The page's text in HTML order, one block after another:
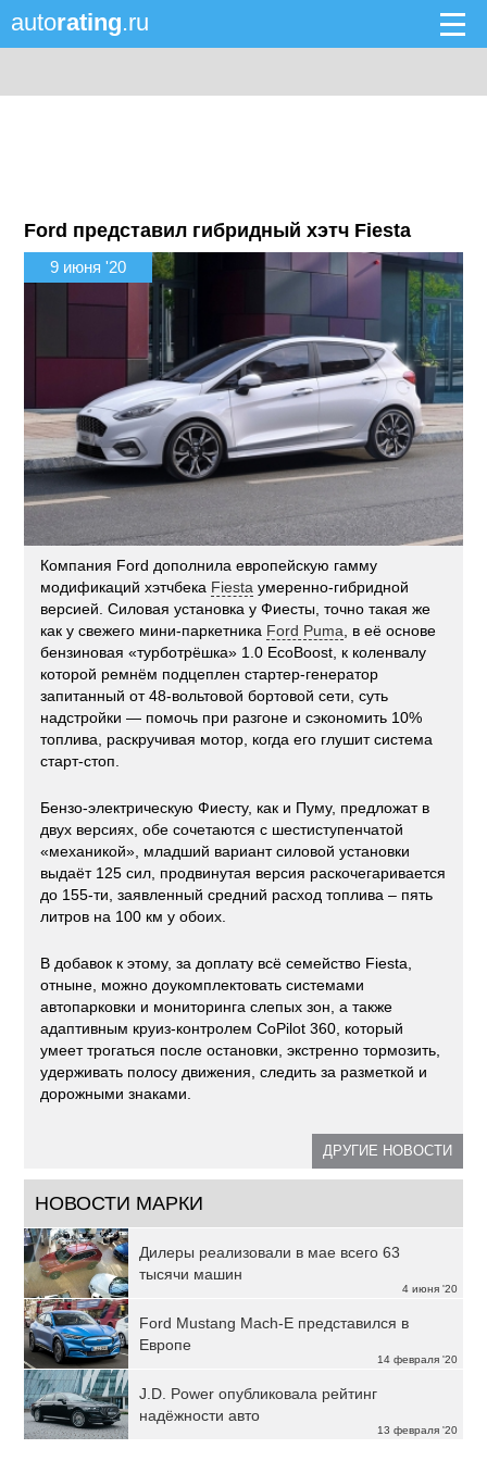
autorating.ru
Ford представил гибридный хэтч Fiesta
9 июня '20
Компания Ford дополнила европейскую гамму
модификаций хэтчбека Fiesta умеренно-гибридной
версией. Силовая установка у Фиесты, точно такая же
как у свежего мини-паркетника Ford Puma , в её основе
бензиновая «турботрёшка» 1.0 EcoBoost, к коленвалу
которой ремнём подцеплен стартер-генератор
запитанный от 48-вольтовой бортовой сети, суть
надстройки — помочь при разгоне и сэкономить 10%
топлива, раскручивая мотор, когда его глушит система
старт-стоп.
Бензо-электрическую Фиесту, как и Пуму, предложат в
двух версиях, обе сочетаются с шестиступенчатой
«механикой», младший вариант силовой установки
выдаёт 125 сил, продвинутая версия раскочегаривается
до 155-ти, заявленный средний расход топлива – пять
литров на 100 км у обоих.
В добавок к этому, за доплату всё семейство Fiesta,
отныне, можно доукомплектовать системами
автопарковки и мониторинга слепых зон, а также
адаптивным круиз-контролем CoPilot 360, который
умеет трогаться после остановки, экстренно тормозить,
удерживать полосу движения, следить за разметкой и
дорожными знаками.
ДРУГИЕ НОВОСТИ
НОВОСТИ МАРКИ
4 июня '20
Дилеры реализовали в мае всего 63
тысячи машин
14 февраля '20
Ford Mustang Mach-E представился в
Европе
13 февраля '20
J.D. Power опубликовала рейтинг
надёжности авто